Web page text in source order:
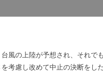
風の上陸が予想され、それで
考慮し改めて中止の決断をし